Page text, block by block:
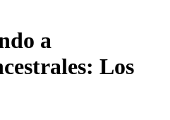
a
Los